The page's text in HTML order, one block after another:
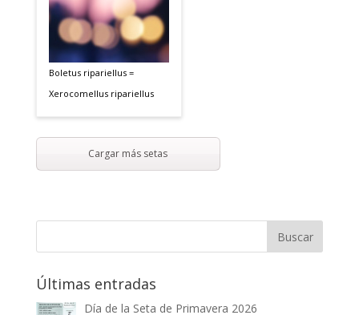
Boletus ripariellus =
Xerocomellus ripariellus
Cargar más setas
Últimas entradas
Día de la Seta de Primavera 2026